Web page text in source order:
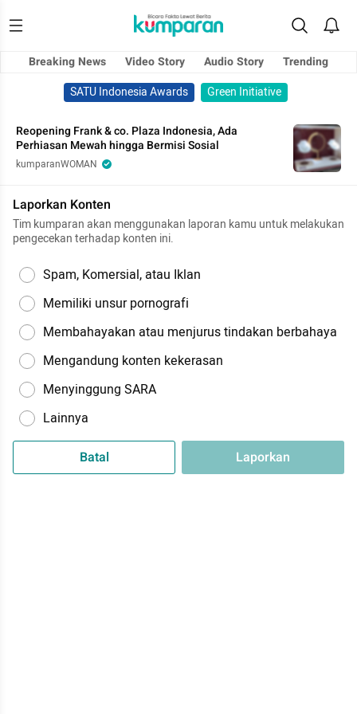
Breaking News Video Story Audio Story
Trending
SATU Indonesia Awards
Green Initiative
Reopening Frank & co. Plaza Indonesia, Ada
Perhiasan Mewah hingga Bermisi Sosial
kumparanWOMAN
Laporkan Konten
Tim kumparan akan menggunakan laporan kamu untuk melakukan
pengecekan terhadap konten ini.
Spam, Komersial, atau Iklan
Memiliki unsur pornografi
Membahayakan atau menjurus tindakan berbahaya
Mengandung konten kekerasan
Menyinggung SARA
Lainnya
Batal Laporkan